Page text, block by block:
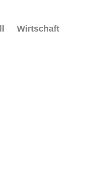
Wirtschaft